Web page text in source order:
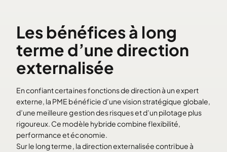
Les bénéfices à long
terme d’une direction
externalisée
En confiant certaines fonctions de direction à un expert
externe, la PME bénéficie d’une vision stratégique globale,
d’une meilleure gestion des risques et d’un pilotage plus
rigoureux. Ce modèle hybride combine flexibilité,
performance et économie.
Sur le long terme, la direction externalisée contribue à